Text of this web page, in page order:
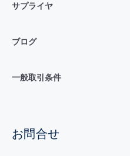
サプライヤ
ブログ
一般取引条件
お問合せ